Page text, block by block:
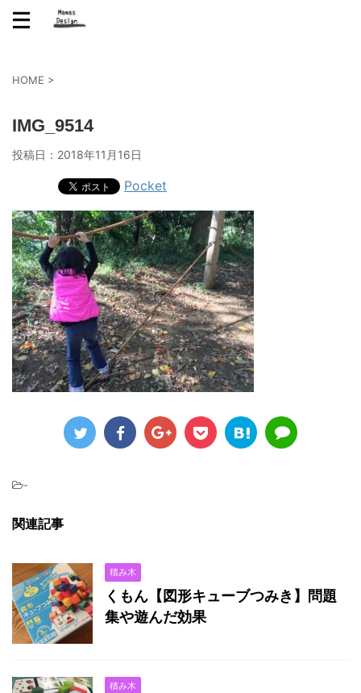
HOME >
IMG_9514
投稿日： 2018年11月16日
Pocket
-
関連記事
積み木
くもん【図形キューブつみき】問題
集や遊んだ効果
積み木